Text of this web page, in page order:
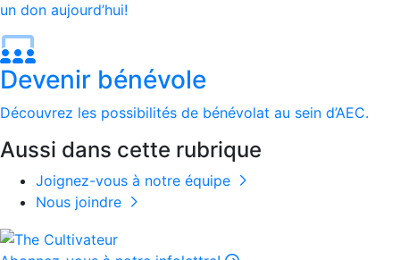
un don aujourd’hui!
Devenir bénévole
Découvrez les possibilités de bénévolat au sein d’AEC.
Aussi dans cette rubrique
Joignez-vous à notre équipe
Nous joindre